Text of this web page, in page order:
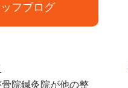
フブログ
院鍼灸院が他の整